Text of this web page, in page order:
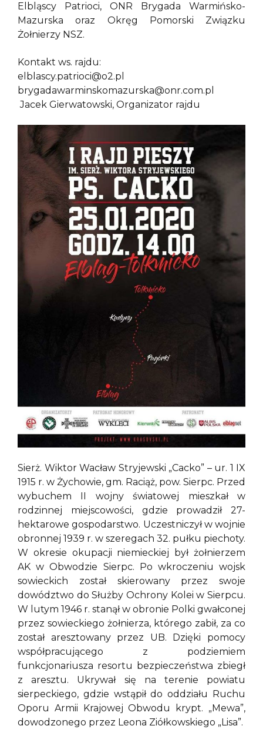
Elbląscy Patrioci, ONR Brygada Warmińsko-
Mazurska oraz Okręg Pomorski Związku
Żołnierzy NSZ.
Kontakt ws. rajdu:
elblascy.patrioci@o2.pl
brygadawarminskomazurska@onr.com.pl
Jacek Gierwatowski, Organizator rajdu
Sierż. Wiktor Wacław Stryjewski „Cacko” – ur. 1 IX
1915 r. w Żychowie, gm. Raciąż, pow. Sierpc. Przed
wybuchem II wojny światowej mieszkał w
rodzinnej miejscowości, gdzie prowadził 27-
hektarowe gospodarstwo. Uczestniczył w wojnie
obronnej 1939 r. w szeregach 32. pułku piechoty.
W okresie okupacji niemieckiej był żołnierzem
AK w Obwodzie Sierpc. Po wkroczeniu wojsk
sowieckich został skierowany przez swoje
dowództwo do Służby Ochrony Kolei w Sierpcu.
W lutym 1946 r. stanął w obronie Polki gwałconej
przez sowieckiego żołnierza, którego zabił, za co
został aresztowany przez UB. Dzięki pomocy
współpracującego z podziemiem
funkcjonariusza resortu bezpieczeństwa zbiegł
z aresztu. Ukrywał się na terenie powiatu
sierpeckiego, gdzie wstąpił do oddziału Ruchu
Oporu Armii Krajowej Obwodu krypt. „Mewa”,
dowodzonego przez Leona Ziółkowskiego „Lisa”.